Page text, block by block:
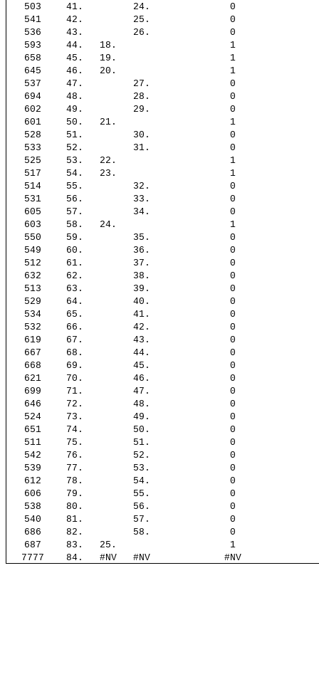
503
41. 24.
0
541
42. 25.
0
536
43. 26.
0
593
44. 18.
1
658
45. 19.
1
645
46. 20.
1
537
47. 27.
0
694
48. 28.
0
602
49. 29.
0
601
50. 21.
1
528
51. 30.
0
533
52. 31.
0
525
53. 22.
1
517
54. 23.
1
514
55. 32.
0
531
56. 33.
0
605
57. 34.
0
603
58. 24.
1
550
59. 35.
0
549
60. 36.
0
512
61. 37.
0
632
62. 38.
0
513
63. 39.
0
529
64. 40.
0
534
65. 41.
0
532
66. 42.
0
619
67. 43.
0
667
68. 44.
0
668
69. 45.
0
621
70. 46.
0
699
71. 47.
0
646
72. 48.
0
524
73. 49.
0
651
74. 50.
0
511
75. 51.
0
542
76. 52.
0
539
77. 53.
0
612
78. 54.
0
606
79. 55.
0
538
80. 56.
0
540
81. 57.
0
686
82. 58.
0
687
83. 25.
1
7777
84. #NV #NV #NV